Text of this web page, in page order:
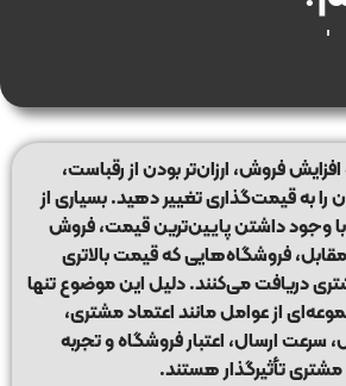
افزایش فروش، ارزان‌تر بودن از رقباست،
به قیمت‌گذاری تغییر دهید. بسیاری از
با وجود داشتن پایین‌ترین قیمت، فروش
فروشگاه‌هایی که قیمت بالاتری
دریافت می‌کنند. دلیل این موضوع تنها
از عوامل مانند اعتماد مشتری،
ارسال، اعتبار فروشگاه و تجربه
تأثیرگذار هستند.